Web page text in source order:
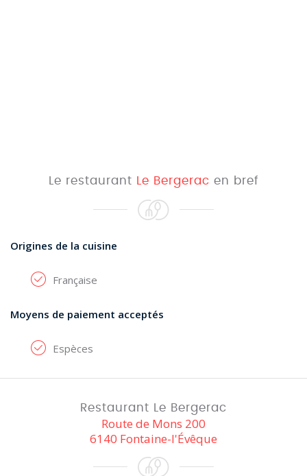
Le restaurant Le Bergerac en bref
Origines de la cuisine
Française
Moyens de paiement acceptés
Espèces
Restaurant Le Bergerac
Route de Mons 200
6140 Fontaine-l'Évêque